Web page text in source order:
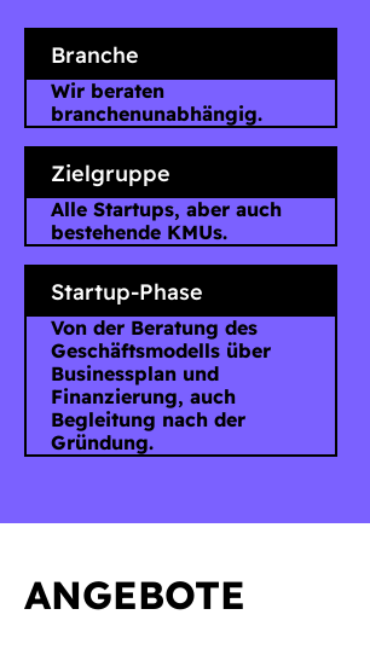
Branche
Wir beraten
branchenunabhängig.
Zielgruppe
Alle Startups, aber auch
bestehende KMUs.
Startup-Phase
Von der Beratung des
Geschäftsmodells über
Businessplan und
Finanzierung, auch
Begleitung nach der
Gründung.
ANGEBOTE